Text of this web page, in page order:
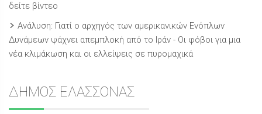
δείτε βίντεο
Ανάλυση: Γιατί ο αρχηγός των αμερικανικών Ενόπλων
Δυνάμεων ψάχνει απεμπλοκή από το Ιράν - Οι φόβοι για μια
νέα κλιμάκωση και οι ελλείψεις σε πυρομαχικά
ΔΗΜΟΣ ΕΛΑΣΣΟΝΑΣ